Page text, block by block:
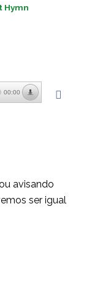
Hymn
00:00
avisando
ser igual